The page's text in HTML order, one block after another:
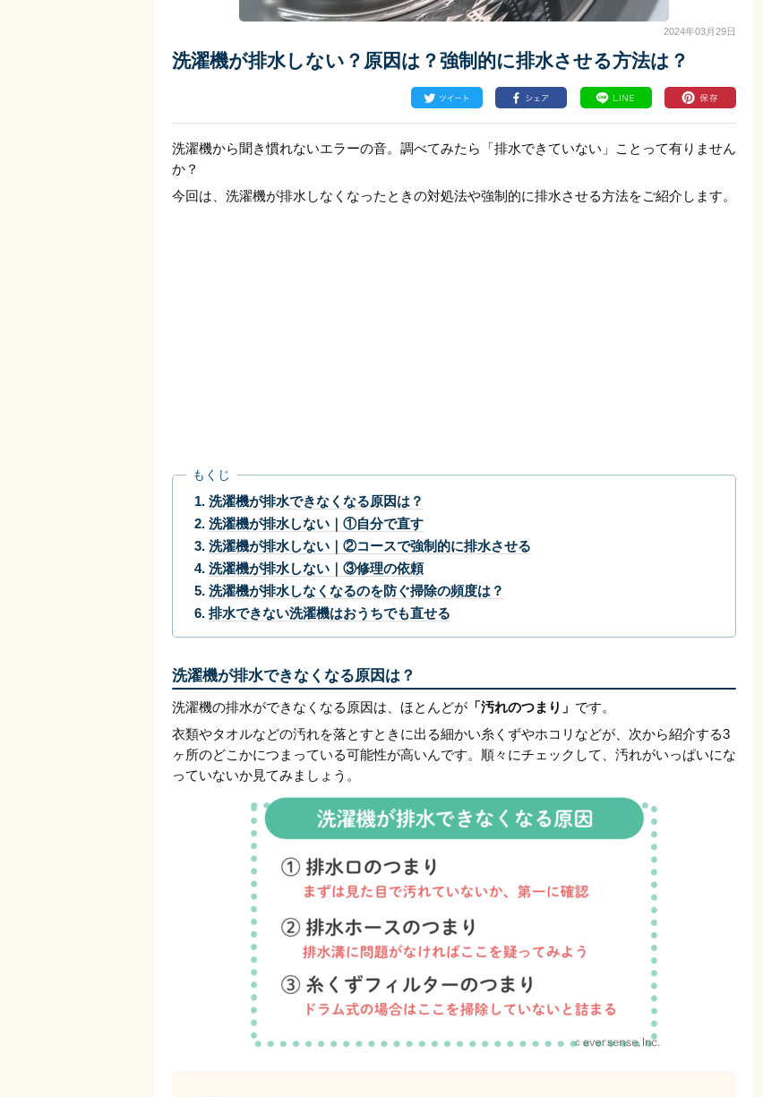
2024年03月29日
洗濯機が排水しない？原因は？強制的に排水させる方法は？
洗濯機から聞き慣れないエラーの音。調べてみたら「排水できていない」ことって有りません
か？
今回は、洗濯機が排水しなくなったときの対処法や強制的に排水させる方法をご紹介します。
もくじ
洗濯機が排水できなくなる原因は？
洗濯機が排水しない｜①自分で直す
洗濯機が排水しない｜②コースで強制的に排水させる
洗濯機が排水しない｜③修理の依頼
洗濯機が排水しなくなるのを防ぐ掃除の頻度は？
排水できない洗濯機はおうちでも直せる
洗濯機が排水できなくなる原因は？
洗濯機の排水ができなくなる原因は、ほとんどが 「汚れのつまり」 です。
衣類やタオルなどの汚れを落とすときに出る細かい糸くずやホコリなどが、次から紹介する3
ヶ所のどこかにつまっている可能性が高いんです。順々にチェックして、汚れがいっぱいにな
っていないか見てみましょう。